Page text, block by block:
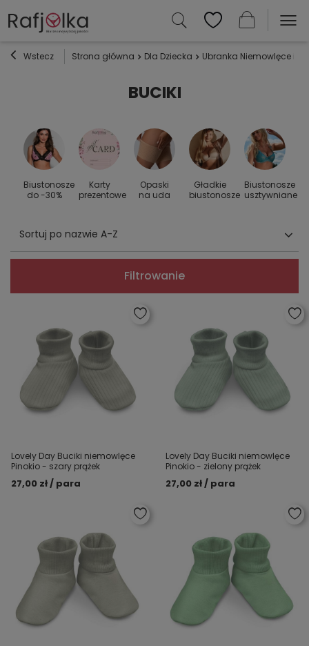
Wstecz Strona główna Dla Dziecka Ubranka Niemowlęce i
BUCIKI
Biustonosze
do -30%
Karty
prezentowe
Opaski
na uda
Gładkie
biustonosze
Biustonosze
usztywniane
Sortuj po nazwie A-Z
Filtrowanie
Lovely Day Buciki niemowlęce
Pinokio - szary prążek
27,00 zł / para
Lovely Day Buciki niemowlęce
Pinokio - zielony prążek
27,00 zł / para